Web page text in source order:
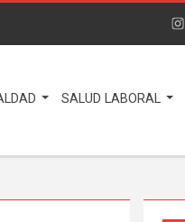
SALUD LABORAL